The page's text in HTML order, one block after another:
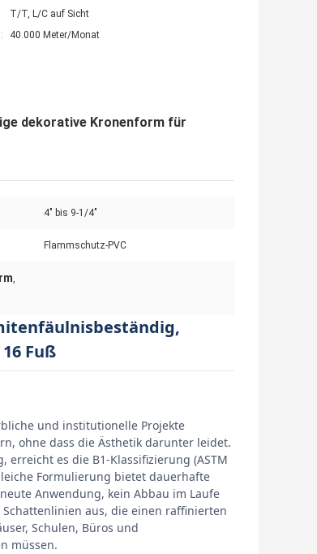
T/T, L/C auf Sicht
40.000 Meter/Monat
dekorative Kronenform für
4" bis 9-1/4"
Flammschutz-PVC
,
Fuß
und institutionelle Projekte
ohne dass die Ästhetik darunter leidet.
es die B1-Klassifizierung (ASTM
Formulierung bietet dauerhafte
Anwendung, kein Abbau im Laufe
aus, die einen raffinierten
Schulen, Büros und
müssen.